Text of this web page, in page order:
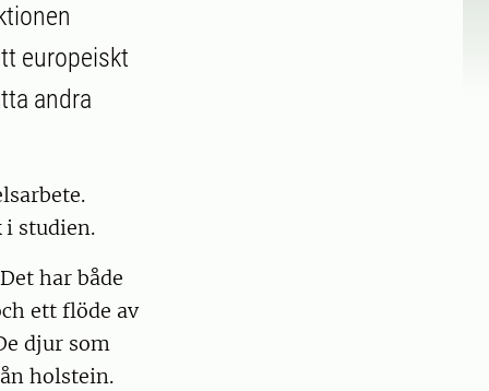
europeiskt
andra
studien.
har både
ett flöde av
djur som
holstein.